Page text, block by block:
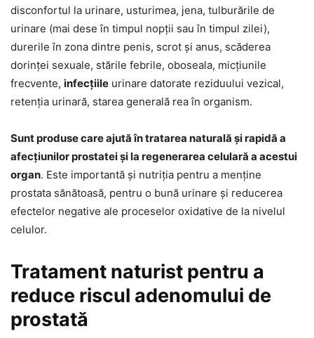
disconfortul la urinare, usturimea, jena, tulburările de
urinare (mai dese în timpul nopții sau în timpul zilei),
durerile în zona dintre penis, scrot și anus, scăderea
dorinței sexuale, stările febrile, oboseala, micțiunile
frecvente, infecțiile urinare datorate reziduului vezical,
retenția urinară, starea generală rea în organism.
Sunt produse care ajută în tratarea naturală și rapidă a
afecțiunilor prostatei și la regenerarea celulară a acestui
organ. Este importantă și nutriția pentru a menține
prostata sănătoasă, pentru o bună urinare și reducerea
efectelor negative ale proceselor oxidative de la nivelul
celulor.
Tratament naturist pentru a
reduce riscul adenomului de
prostată